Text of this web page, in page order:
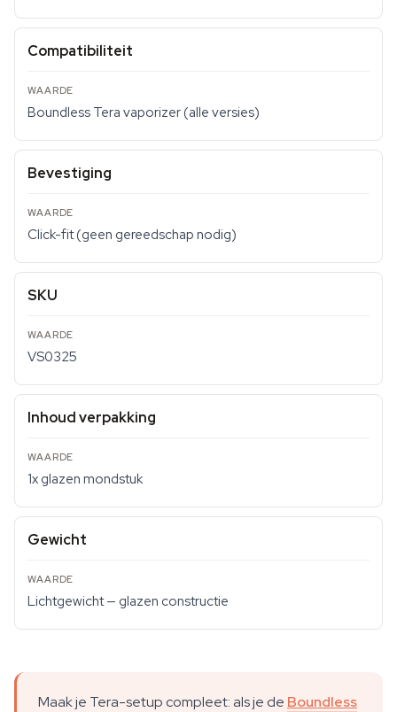
Compatibiliteit
Boundless Tera vaporizer (alle versies)
Bevestiging
Click-fit (geen gereedschap nodig)
SKU
VS0325
Inhoud verpakking
1x glazen mondstuk
Gewicht
Lichtgewicht — glazen constructie
Maak je Tera-setup compleet: als je de Boundless